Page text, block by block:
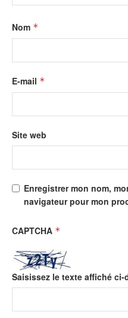
Nom *
E-mail *
Site web
Enregistrer mon nom,
navigateur pour mon
CAPTCHA *
Saisissez le texte affiché ci-